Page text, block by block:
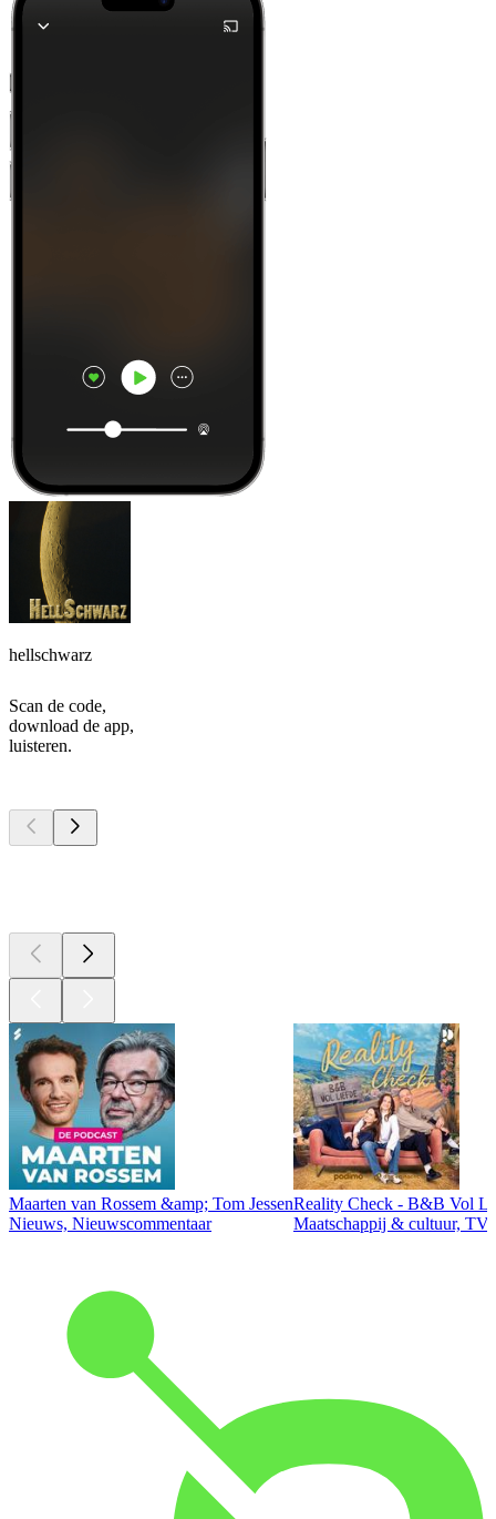
hellschwarz
Scan de code,
download de app,
luisteren.
Maarten van Rossem &amp; Tom Jessen
Nieuws, Nieuwscommentaar
Reality Check - B&B Vol
Maatschappij & cultuur,